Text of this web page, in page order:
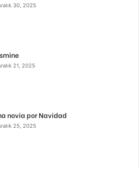
30, 2025
21, 2025
novia por Navidad
25, 2025